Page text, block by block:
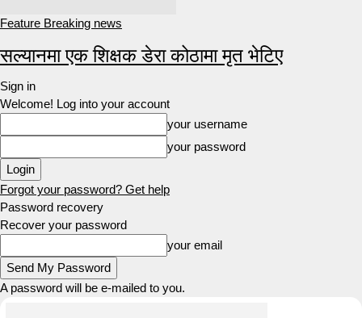
Feature Breaking news
सल्यानमा एक शिक्षक डेरा कोठामा मृत भेटिए
Sign in
Welcome! Log into your account
your username
your password
Forgot your password? Get help
Password recovery
Recover your password
your email
A password will be e-mailed to you.